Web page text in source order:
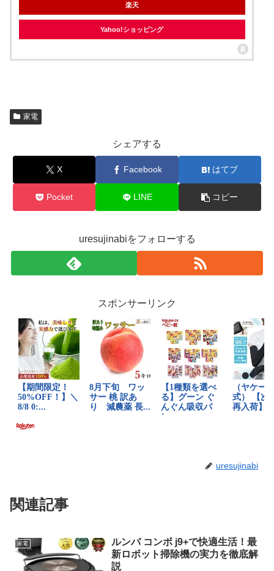
楽天
Yahoo!ショッピング
家電
シェアする
X Facebook はてブ
Pocket LINE コピー
uresujinabiをフォローする
スポンサーリンク
uresujinabi
関連記事
家電
ルンバ コンボ j9+で快適生活！最
新ロボット掃除機の実力を徹底解
説